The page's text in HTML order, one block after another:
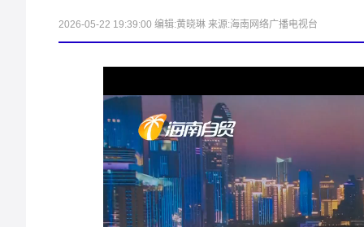
2026-05-22 19:39:00 编辑:黄晓琳 来源:海南网络广播电视台